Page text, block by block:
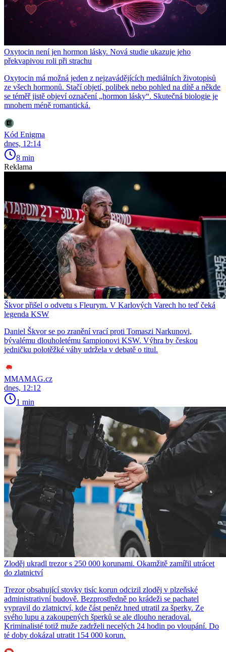
Oxytocin není jen hormon lásky. Nová studie ukazuje jeho
překvapivou roli při strachu
Oxytocin má možná jeden z nejzavádějících mediálních životopisů
ze všech hormonů. Stačí objetí, polibek nebo pohled na dítě a někde
se téměř jistě objeví označení „hormon lásky“. Skutečná biologie je
mnohem méně romantická.
Kód Enigma
dnes, 12:14
8 min
Reklama
Škvor přišel o odvetu s Fleurym. V Karlových Varech ho teď čeká
legenda KSW
Daniel Škvor se po zranění vrací proti Tomaszi Narkunovi,
bývalému dlouholetému šampionovi KSW. Výhra by českou
jedničku polotěžké váhy udržela v debatě o titul.
MMAMAG.cz
dnes, 12:12
1 min
Zloděj ukradl trezor s 250 000 korunami. Okamžitě zamířil utrácet
do zlatnictví
Trezor obsahující stovky tisíc korun odcizil zloděj v plzeňské
administrativní budově. Bezprostředně po krádeži se pachatel
vypravil do zlatnictví, kde část peněz hned utratil za šperky. Ze
svého lupu a zakoupených šperků se ale dlouho neradoval.
Kriminalisté totiž muže zadrželi necelých 24 hodin po vloupání. Do
té doby dokázal utratit 154 000 korun.